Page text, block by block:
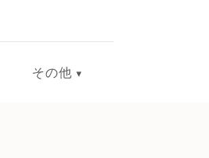
その他